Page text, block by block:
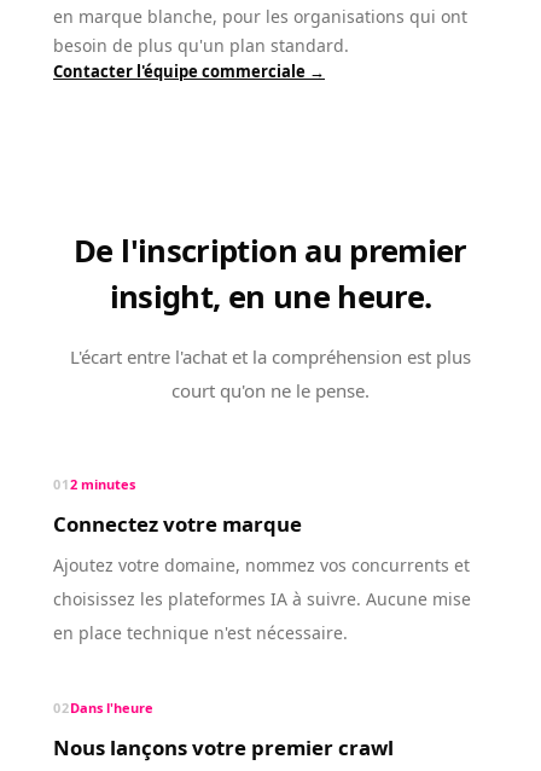
en marque blanche, pour les organisations qui ont
besoin de plus qu'un plan standard.
Contacter l'équipe commerciale →
De l'inscription au premier
insight, en une heure.
L'écart entre l'achat et la compréhension est plus
court qu'on ne le pense.
012 minutes
Connectez votre marque
Ajoutez votre domaine, nommez vos concurrents et
choisissez les plateformes IA à suivre. Aucune mise
en place technique n'est nécessaire.
02Dans l'heure
Nous lançons votre premier crawl